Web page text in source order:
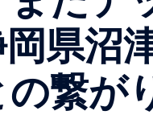
県沼
繋が